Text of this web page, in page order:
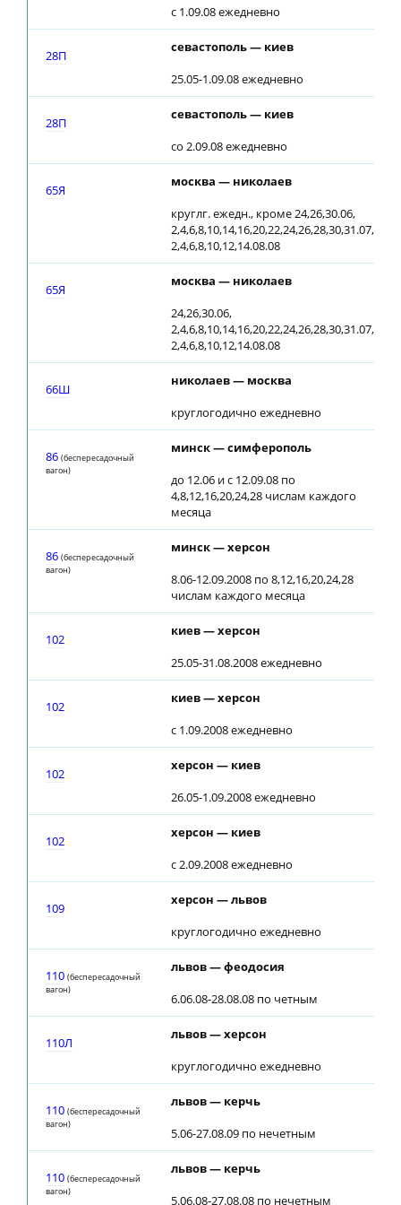
с 1.09.08 ежедневно
28П
севастополь — киев
25.05-1.09.08 ежедневно
28П
севастополь — киев
со 2.09.08 ежедневно
65Я
москва — николаев
круглг. ежедн., кроме 24,26,30.06,
2,4,6,8,10,14,16,20,22,24,26,28,30,31.07,
2,4,6,8,10,12,14.08.08
65Я
москва — николаев
24,26,30.06,
2,4,6,8,10,14,16,20,22,24,26,28,30,31.07,
2,4,6,8,10,12,14.08.08
66Ш
николаев — москва
круглогодично ежедневно
86 (беспересадочный
вагон)
минск — симферополь
до 12.06 и с 12.09.08 по
4,8,12,16,20,24,28 числам каждого
месяца
86 (беспересадочный
вагон)
минск — херсон
8.06-12.09.2008 по 8,12,16,20,24,28
числам каждого месяца
102
киев — херсон
25.05-31.08.2008 ежедневно
102
киев — херсон
с 1.09.2008 ежедневно
102
херсон — киев
26.05-1.09.2008 ежедневно
102
херсон — киев
с 2.09.2008 ежедневно
109
херсон — львов
круглогодично ежедневно
110 (беспересадочный
вагон)
львов — феодосия
6.06.08-28.08.08 по четным
110Л
львов — херсон
круглогодично ежедневно
110 (беспересадочный
вагон)
львов — керчь
5.06-27.08.09 по нечетным
110 (беспересадочный
вагон)
львов — керчь
5.06.08-27.08.08 по нечетным